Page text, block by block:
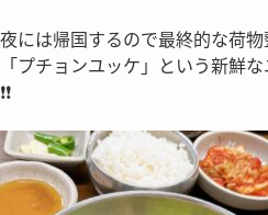
夜には帰国するので最終的な荷
「プチョンユッケ」という新鮮
❗❗